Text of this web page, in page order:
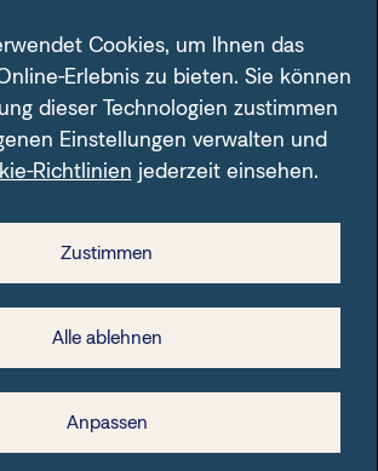
FFB unter der angegebenen ISIN.
Cookies, um Ihnen das
Erlebnis zu bieten. Sie können
dieser Technologien zustimmen
Einstellungen verwalten und
Richtlinien jederzeit einsehen.
Zustimmen
Alle ablehnen
Anpassen